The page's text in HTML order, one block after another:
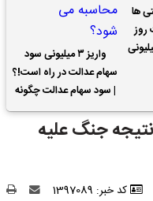
ها
روز
واریز ۳ میلیونی سود
سهام عدالت در راه است!؟
| سود سهام عدالت چگونه
محاسبه می شود؟
نتیجه جنگ علیه
کد خبر: 1397089